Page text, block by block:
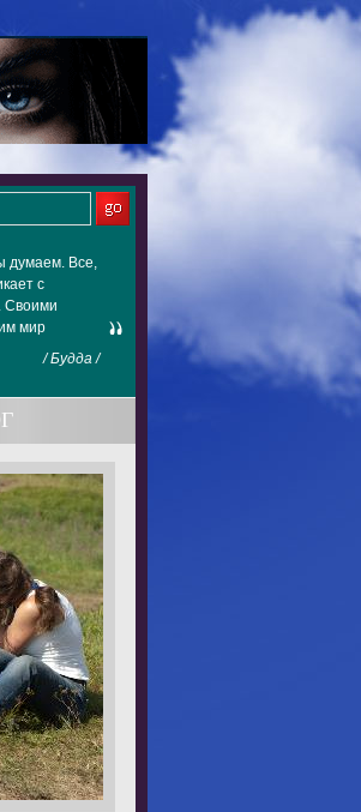
думаем. Все,
с
Своими
мир
/ Будда /